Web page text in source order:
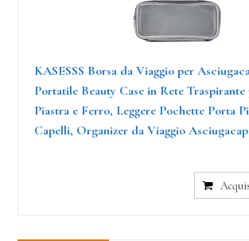
KASESSS Borsa da Viaggio per
Portatile Beauty Case in Rete
Piastra e Ferro, Leggere Pochette Porta
Capelli, Organizer da Viaggio